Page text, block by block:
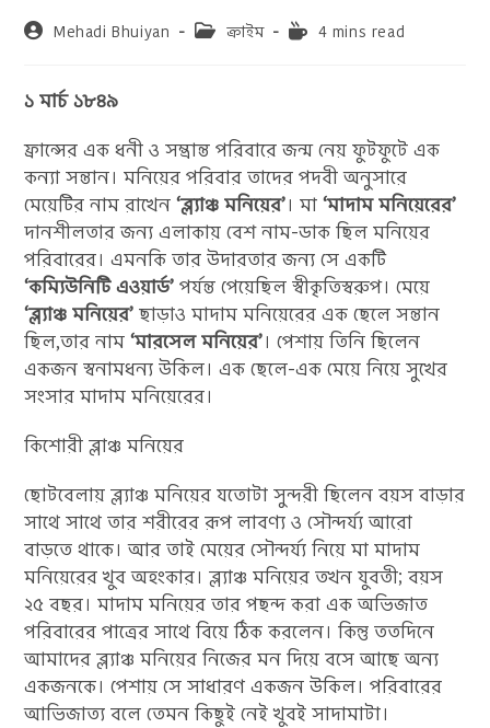
PostMehadi Bhuiyan
Postক্রাইম
Reading4 mins read
১ মার্চ ১৮৪৯
ফ্রান্সের এক ধনী ও সম্ভ্রান্ত পরিবারে জন্ম নেয় ফুটফুটে এক
কন্যা সন্তান। মনিয়ের পরিবার তাদের পদবী অনুসারে
মেয়েটির নাম রাখেন‘ব্ল্যাঞ্চ মনিয়ের’। মা‘মাদাম মনিয়েরের’
দানশীলতার জন্য এলাকায় বেশ নাম-ডাক ছিল মনিয়ের
পরিবারের। এমনকি তার উদারতার জন্য সে একটি
‘কম্যিউনিটি এওয়ার্ড’ পর্যন্ত পেয়েছিল স্বীকৃতিস্বরুপ। মেয়ে
‘ব্ল্যাঞ্চ মনিয়ের’ছাড়াও মাদাম মনিয়েরের এক ছেলে সন্তান
ছিল,তার নাম‘মারসেল মনিয়ের’। পেশায় তিনি ছিলেন
একজন স্বনামধন্য উকিল। এক ছেলে-এক মেয়ে নিয়ে সুখের
সংসার মাদাম মনিয়েরের।
কিশোরী ব্লাঞ্চ মনিয়ের
ছোটবেলায় ব্ল্যাঞ্চ মনিয়ের যতোটা সুন্দরী ছিলেন বয়স বাড়ার
সাথে সাথে তার শরীরের রূপ লাবণ্য ও সৌন্দর্য্য আরো
বাড়তে থাকে। আর তাই মেয়ের সৌন্দর্য্য নিয়ে মা মাদাম
মনিয়েরের খুব অহংকার। ব্ল্যাঞ্চ মনিয়ের তখন যুবতী; বয়স
২৫ বছর। মাদাম মনিয়ের তার পছন্দ করা এক অভিজাত
পরিবারের পাত্রের সাথে বিয়ে ঠিক করলেন। কিন্তু ততদিনে
আমাদের ব্ল্যাঞ্চ মনিয়ের নিজের মন দিয়ে বসে আছে অন্য
একজনকে। পেশায় সে সাধারণ একজন উকিল। পরিবারের
আভিজাত্য বলে তেমন কিছুই নেই খুবই সাদামাটা।